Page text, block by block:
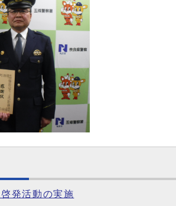
発活動の実施